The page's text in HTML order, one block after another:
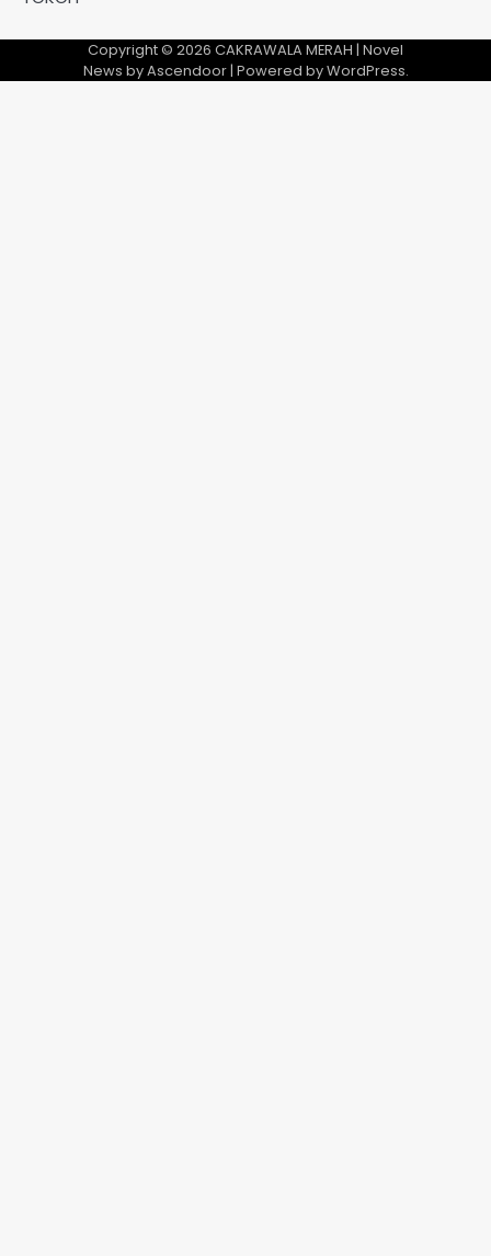
Copyright © 2026 CAKRAWALA MERAH | Novel
News byAscendoor| Powered byWordPress.